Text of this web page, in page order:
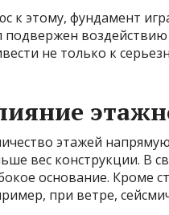
к этому, фундамент
подвержен
не только к
этажей
вес конструкции. В
основание. Кроме
при ветре,